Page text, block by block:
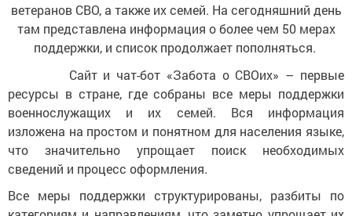
ветеранов СВО, а также их семей. На сегодняшний день
там представлена информация о более чем 50 мерах
поддержки, и список продолжает пополняться.
Сайт и чат-бот «Забота о СВОих» – первые
ресурсы в стране, где собраны все меры поддержки
военнослужащих и их семей. Вся информация
изложена на простом и понятном для населения языке,
что значительно упрощает поиск необходимых
сведений и процесс оформления.
Все меры поддержки структурированы, разбиты по